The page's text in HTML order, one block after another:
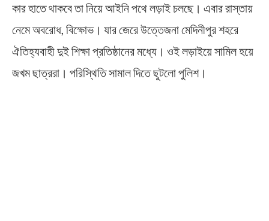
কার হাতে থাকবে তা নিয়ে আইনি পথে লড়াই চলছে। এবার রাস্তায়
নেমে অবরোধ, বিক্ষোভ। যার জেরে উত্তেজনা মেদিনীপুর শহরে
ঐতিহ্যবাহী দুই শিক্ষা প্রতিষ্ঠানের মধ্যে। ওই লড়াইয়ে সামিল হয়ে
জখম ছাত্ররা। পরিস্থিতি সামাল দিতে ছুটলো পুলিশ।